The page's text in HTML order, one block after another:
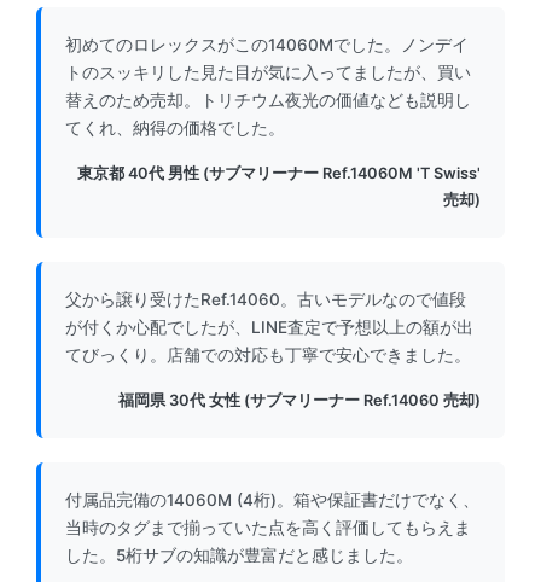
初めてのロレックスがこの14060Mでした。ノンデイ
トのスッキリした見た目が気に入ってましたが、買い
替えのため売却。トリチウム夜光の価値なども説明し
てくれ、納得の価格でした。
東京都 40代 男性 (サブマリーナー Ref.14060M 'T Swiss'
売却)
父から譲り受けたRef.14060。古いモデルなので値段
が付くか心配でしたが、LINE査定で予想以上の額が出
てびっくり。店舗での対応も丁寧で安心できました。
福岡県 30代 女性 (サブマリーナー Ref.14060 売却)
付属品完備の14060M (4桁)。箱や保証書だけでなく、
当時のタグまで揃っていた点を高く評価してもらえま
した。5桁サブの知識が豊富だと感じました。